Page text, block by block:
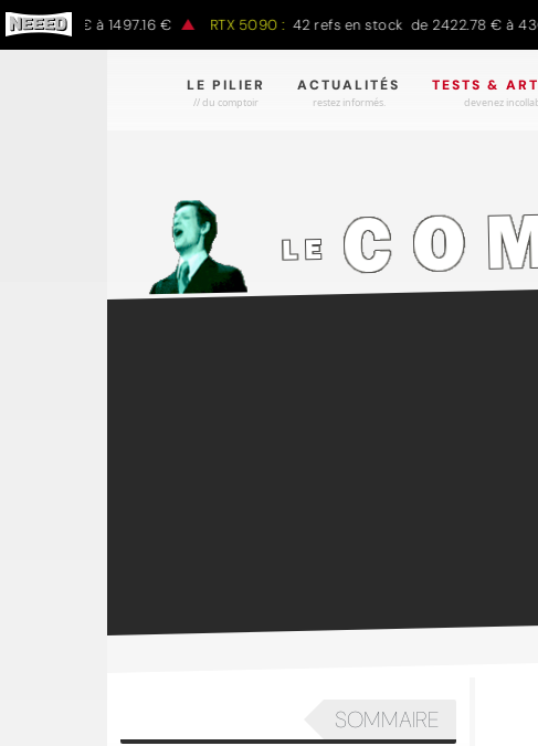
€ à 1497.16 € RTX 5090 : 42 refs en stock de 2422.78 € à
LE PILIER
// du comptoir
ACTUALITÉS
restez informés.
TESTS &
devenez
SOMMAIRE